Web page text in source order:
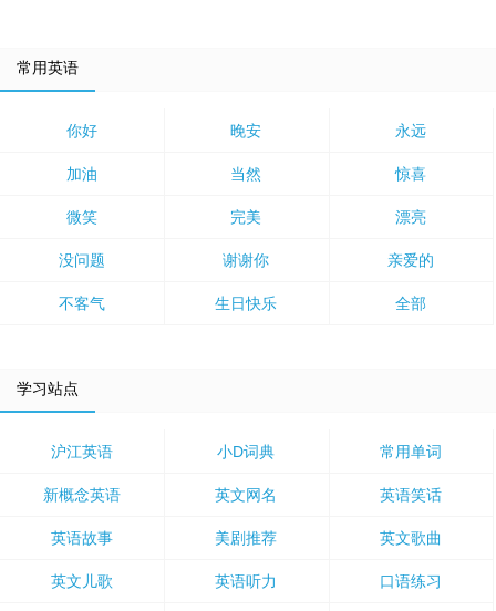
常用英语
你好 晚安 永远
加油 当然 惊喜
微笑 完美 漂亮
没问题 谢谢你 亲爱的
不客气 生日快乐 全部
学习站点
沪江英语 小D词典 常用单词
新概念英语 英文网名 英语笑话
英语故事 美剧推荐 英文歌曲
英文儿歌 英语听力 口语练习